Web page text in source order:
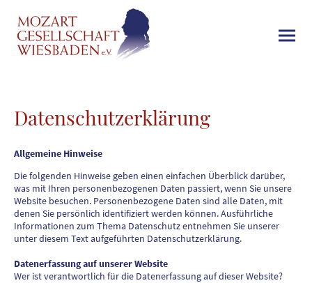
Datenschutzerklärung
Allgemeine Hinweise
Die folgenden Hinweise geben einen einfachen Überblick darüber,
was mit Ihren personenbezogenen Daten passiert, wenn Sie unsere
Website besuchen. Personenbezogene Daten sind alle Daten, mit
denen Sie persönlich identifiziert werden können. Ausführliche
Informationen zum Thema Datenschutz entnehmen Sie unserer
unter diesem Text aufgeführten Datenschutzerklärung.
Datenerfassung auf unserer Website
Wer ist verantwortlich für die Datenerfassung auf dieser Website?